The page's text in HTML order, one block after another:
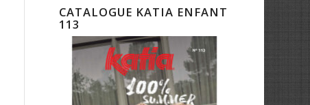
CATALOGUE KATIA ENFANT
113